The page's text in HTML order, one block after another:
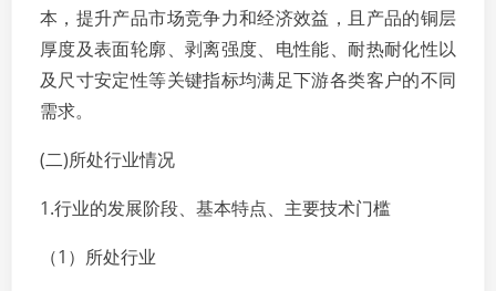
本，提升产品市场竞争力和经济效益，且产品的铜层
厚度及表面轮廓、剥离强度、电性能、耐热耐化性以
及尺寸安定性等关键指标均满足下游各类客户的不同
需求。
(二)所处行业情况
1.行业的发展阶段、基本特点、主要技术门槛
（1）所处行业